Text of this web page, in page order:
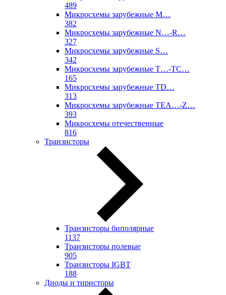
489
Микросхемы зарубежные M…
382
Микросхемы зарубежные N…-R…
327
Микросхемы зарубежные S…
342
Микросхемы зарубежные T…-TC…
165
Микросхемы зарубежные TD…
313
Микросхемы зарубежные TEA…-Z…
393
Микросхемы отечественные
816
Транзисторы
Транзисторы биполярные
1137
Транзисторы полевые
905
Транзисторы IGBT
188
Диоды и тиристоры